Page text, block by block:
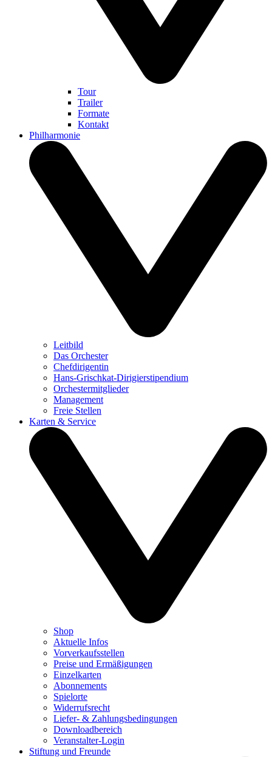
Tour
Trailer
Formate
Kontakt
Philharmonie
Leitbild
Das Orchester
Chefdirigentin
Hans-Grischkat-Dirigierstipendium
Orchestermitglieder
Management
Freie Stellen
Karten & Service
Shop
Aktuelle Infos
Vorverkaufsstellen
Preise und Ermäßigungen
Einzelkarten
Abonnements
Spielorte
Widerrufsrecht
Liefer- & Zahlungsbedingungen
Downloadbereich
Veranstalter-Login
Stiftung und Freunde